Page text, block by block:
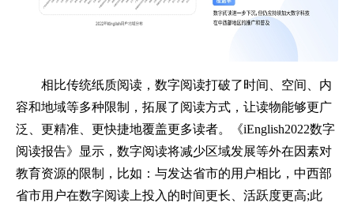
相比传统纸质阅读，数字阅读打破了时间、空间、内
容和地域等多种限制，拓展了阅读方式，让读物能够更广
泛、更精准、更快捷地覆盖更多读者。《iEnglish2022数字
阅读报告》显示，数字阅读将减少区域发展等外在因素对
教育资源的限制，比如：与发达省市的用户相比，中西部
省市用户在数字阅读上投入的时间更长、活跃度更高;此